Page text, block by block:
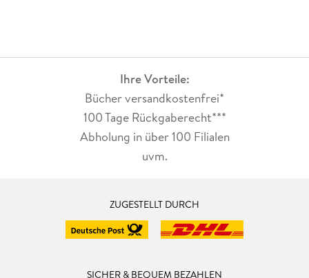
Ihre Vorteile:
Bücher versandkostenfrei*
100 Tage Rückgaberecht***
Abholung in über 100 Filialen
uvm.
ZUGESTELLT DURCH
SICHER & BEQUEM BEZAHLEN